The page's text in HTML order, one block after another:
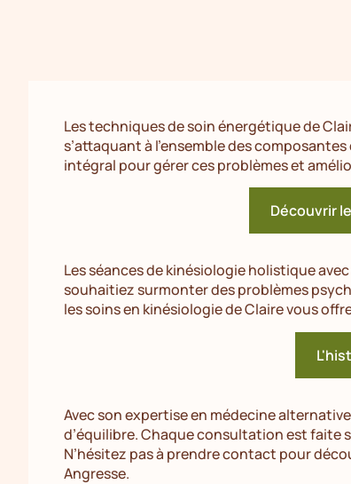
Les techniques de soin énergétique de
s’attaquant à l’ensemble des
intégral pour gérer ces problèmes et
Découvrir
Les séances de kinésiologie holistique
souhaitiez surmonter des problèmes
les soins en kinésiologie de Claire vous
Avec son expertise en médecine
d’équilibre. Chaque consultation est faite
N’hésitez pas à prendre contact pour
Angresse.